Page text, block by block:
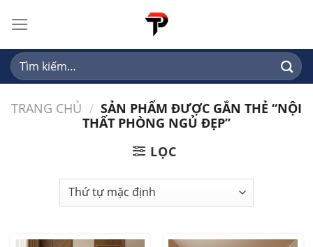
content
Tìm
kiếm:
TRANG CHỦ / SẢN PHẨM ĐƯỢC GẮN THẺ “NỘI
THẤT PHÒNG NGỦ ĐẸP”
LỌC